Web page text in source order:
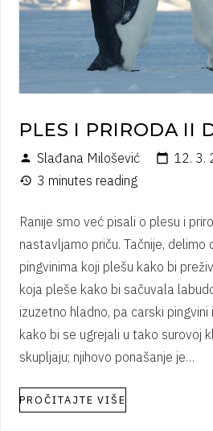
PLES I PRIRODA II
person Slađana Milošević calendar_today 12. 3.
history 3 minutes reading
Ranije smo već pisali o plesu i
nastavljamo priču. Tačnije, delimo
pingvinima koji plešu kako bi
koja pleše kako bi sačuvala
izuzetno hladno, pa carski
kako bi se ugrejali u tako surovoj
skupljaju; njihovo ponašanje je…
PROČITAJTE VIŠE